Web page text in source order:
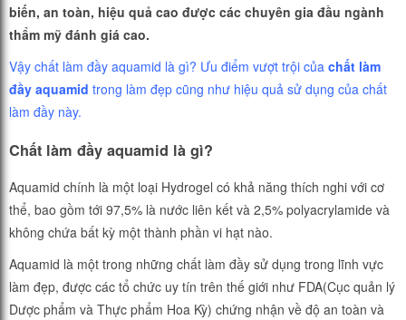
biến, an toàn, hiệu quả cao được các chuyên gia đầu ngành
thẩm mỹ đánh giá cao.
Vậy chất làm đầy aquamid là gì? Ưu điểm vượt trội của chất làm
đầy aquamid trong làm đẹp cũng như hiệu quả sử dụng của chất
làm đầy này.
Chất làm đầy aquamid là gì?
Aquamid chính là một loại Hydrogel có khả năng thích nghi với cơ
thể, bao gồm tới 97,5% là nước liên kết và 2,5% polyacrylamide và
không chứa bất kỳ một thành phần vi hạt nào.
Aquamid là một trong những chất làm đầy sử dụng trong lĩnh vực
làm đẹp, được các tổ chức uy tín trên thế giới như FDA(Cục quản lý
Dược phẩm và Thực phẩm Hoa Kỳ) chứng nhận về độ an toàn và